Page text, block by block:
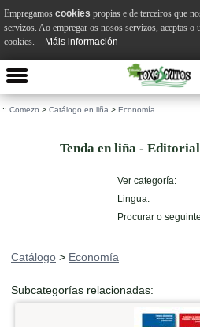
:: Comezo > Catálogo en liña > Economía
Tenda en liña -
Ver categoría:
Lingua:
Procurar o
Catálogo > Economía
Subcategorías relacionadas:
Empregamos cookies propias e de terceiros que
servizos. Ao empregar os nosos servizos, aceptas o
cookies.
Máis información